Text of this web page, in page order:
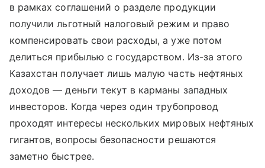
в рамках соглашений о разделе продукции
получили льготный налоговый режим и право
компенсировать свои расходы, а уже потом
делиться прибылью с государством. Из-за этого
Казахстан получает лишь малую часть нефтяных
доходов — деньги текут в карманы западных
инвесторов. Когда через один трубопровод
проходят интересы нескольких мировых нефтяных
гигантов, вопросы безопасности решаются
заметно быстрее.